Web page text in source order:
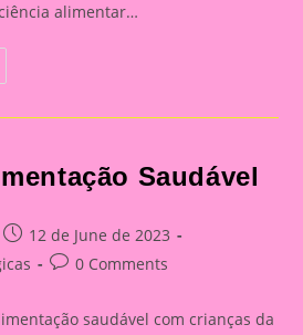
alimentar…
Saudável
Post
published:
12 de June de 2023
Post0 Comments
saudável com crianças da